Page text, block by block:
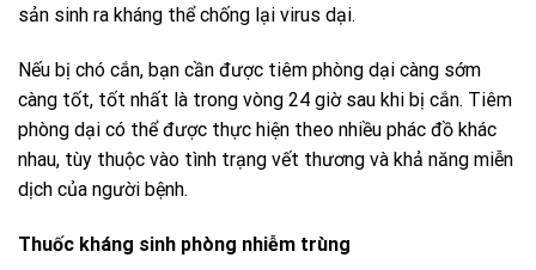
sản sinh ra kháng thể chống lại virus dại.
Nếu bị chó cắn, bạn cần được tiêm phòng dại càng sớm
càng tốt, tốt nhất là trong vòng 24 giờ sau khi bị cắn. Tiêm
phòng dại có thể được thực hiện theo nhiều phác đồ khác
nhau, tùy thuộc vào tình trạng vết thương và khả năng miễn
dịch của người bệnh.
Thuốc kháng sinh phòng nhiễm trùng